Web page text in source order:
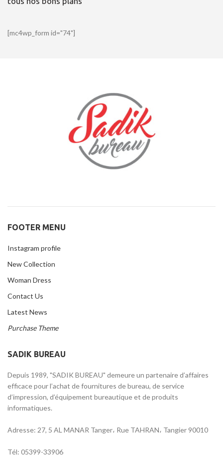
[mc4wp_form id="74"]
FOOTER MENU
Instagram profile
New Collection
Woman Dress
Contact Us
Latest News
Purchase Theme
SADIK BUREAU
Depuis 1989, "SADIK BUREAU" demeure un partenaire d’affaires
efficace pour l’achat de fournitures de bureau, de service
d’impression, d’équipement bureautique et de produits
informatiques.
Adresse: 27, 5 AL MANAR Tanger، Rue TAHRAN، Tangier 90010
Tél: 05399-33906